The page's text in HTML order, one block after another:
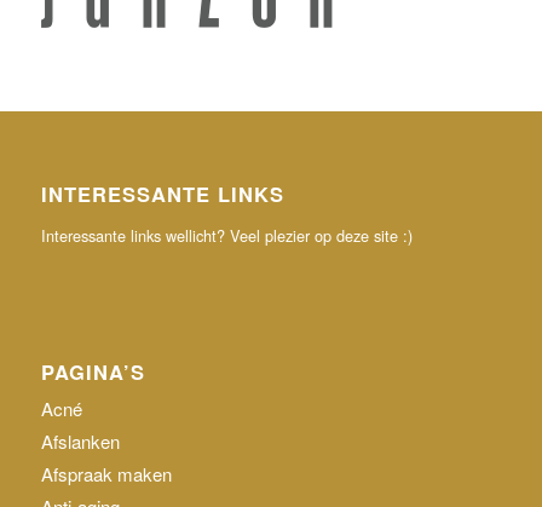
INTERESSANTE LINKS
Interessante links wellicht? Veel plezier op deze site :)
PAGINA’S
Acné
Afslanken
Afspraak maken